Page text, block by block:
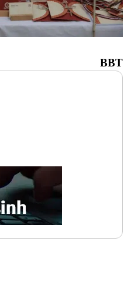
BBT